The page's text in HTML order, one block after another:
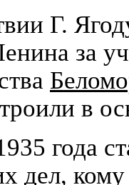
Г.
за
в
года
дел,